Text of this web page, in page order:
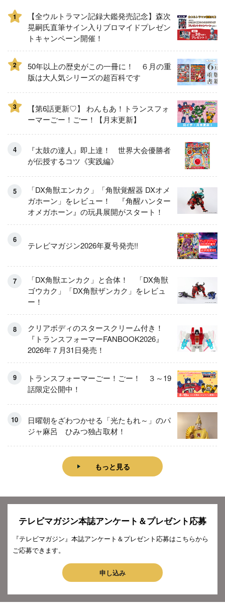
1
【全ウルトラマン記録大鑑発売記念】森次
晃嗣氏直筆サイン入りブロマイドプレゼン
トキャンペーン開催！
2
50年以上の歴史がこの一冊に！ ６月の重
版は大人気シリーズの超百科です
3
【第6話更新♡】 わんもあ！トランスフォ
ーマーごー！ごー！【月末更新】
『太鼓の達人』即上達！ 世界大会優勝者
が伝授するコツ《実践編》
「DX角獣エンカク」「角獣覚醒器 DXオメ
ガホーン」をレビュー！ 『角醒ハンター
オメガホーン』の玩具展開がスタート！
テレビマガジン2026年夏号発売!!
「DX角獣エンカク」と合体！ 「DX角獣
ゴウカク」「DX角獣ザンカク」をレビュ
ー！
クリアボディのスタースクリーム付き！
『トランスフォーマーFANBOOK2026』
2026年７月31日発売！
トランスフォーマーごー！ごー！ ３～19
話限定公開中！
日曜朝をざわつかせる「光たもれ～」のパ
ジャ麻呂 ひみつ独占取材！
もっと見る
テレビマガジン本誌アンケート＆プレゼント応募
『テレビマガジン』本誌アンケート＆プレゼント応募はこちらから
ご応募できます。
申し込み